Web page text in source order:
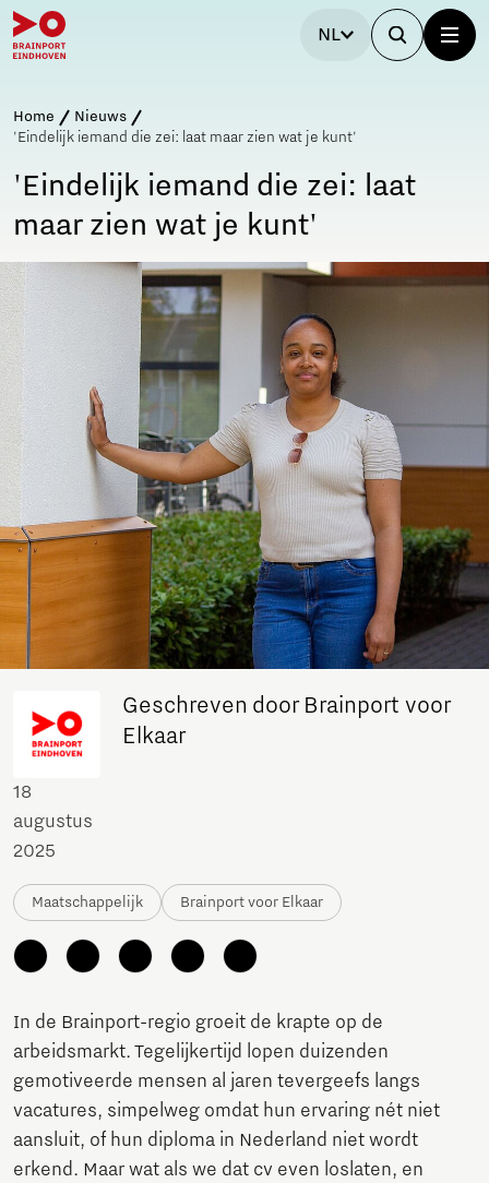
NL
Home
Nieuws
'Eindelijk iemand die zei: laat maar zien wat je kunt'
'Eindelijk iemand die zei: laat
maar zien wat je kunt'
Geschreven door Brainport voor
Elkaar
18
augustus
2025
Maatschappelijk Brainport voor Elkaar
In de Brainport-regio groeit de krapte op de
arbeidsmarkt. Tegelijkertijd lopen duizenden
gemotiveerde mensen al jaren tevergeefs langs
vacatures, simpelweg omdat hun ervaring nét niet
aansluit, of hun diploma in Nederland niet wordt
erkend. Maar wat als we dat cv even loslaten, en